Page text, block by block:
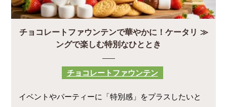
チョコレートファウンテンで華やかに！ケータリ
ングで楽しむ特別なひととき
チョコレートファウンテン
イベントやパーティーに「特別感」をプラスしたいと